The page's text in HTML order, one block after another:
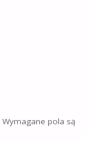
Wymagane pola są